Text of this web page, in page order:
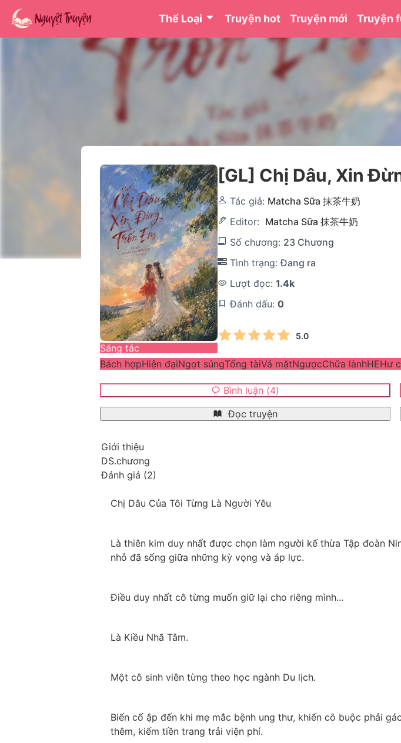
Thể Loại Truyện hot Truyện mới Truyện
Sáng tác
[GL] Chị Dâu, Xin
Tác giả: Matcha Sữa 抹茶牛奶
Editor: Matcha Sữa 抹茶牛奶
Số chương: 23 Chương
Tình trạng:Đang ra
Lượt đọc: 1.4k
Đánh dấu: 0
5.0
Bách hợpHiện đạiNgọt sủngTổng tàiVả mặtNgượcChữa lànhHEHư
Bình luận (4)
Đọc truyện
Giới thiệu
DS.chương
Đánh giá (2)
Chị Dâu Của Tôi Từng Là Người Yêu
Là thiên kim duy nhất được chọn làm người kế thừa Tập đoàn
nhỏ đã sống giữa những kỳ vọng và áp lực.
Điều duy nhất cô từng muốn giữ lại cho riêng mình...
Là Kiều Nhã Tâm.
Một cô sinh viên từng theo học ngành Du lịch.
Biến cố ập đến khi mẹ mắc bệnh ung thư, khiến cô buộc phải
thêm, kiếm tiền trang trải viện phí.